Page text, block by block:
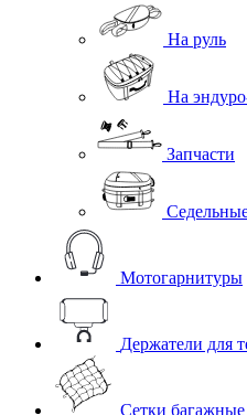
На руль
На
Запчасти
Мотогарнитуры
Держатели для
Сетки багажные